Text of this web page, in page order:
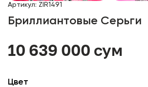
Все
О нас
Артикул: ZIR1491
Бриллиантовые Серьги
10 639 000 сум
Цвет